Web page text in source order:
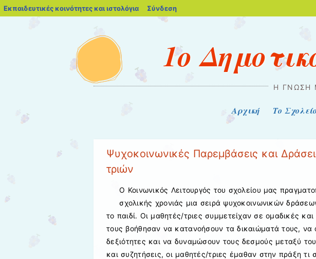
Εκπαιδευτικές κοινότητες και ιστολόγια blogs.sch.gr
Σύνδεση
1ο
Η ΓΝΏΣΗ
Αρχική Το
Ψυχοκοινωνικές Παρεμβάσεις και
τριών
Ο Κοινωνικός Λειτουργός του σχολείου μας
σχολικής χρονιάς μια σειρά ψυχοκοινωνικών
το παιδί. Οι μαθητές/τριες συμμετείχαν σε ομαδικές
τους βοήθησαν να κατανοήσουν τα δικαιώματά τους, να
δεξιότητες και να δυναμώσουν τους δεσμούς μεταξύ
και συζητήσεις, οι μαθητές/τριες έμαθαν στην πράξη τι